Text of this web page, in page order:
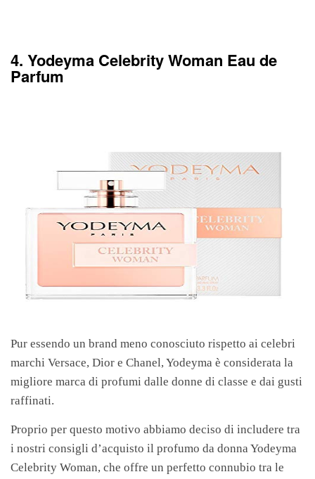
4. Yodeyma Celebrity Woman Eau de
Parfum
Pur essendo un brand meno conosciuto rispetto ai celebri
marchi Versace, Dior e Chanel, Yodeyma è considerata la
migliore marca di profumi dalle donne di classe e dai gusti
raffinati.
Proprio per questo motivo abbiamo deciso di includere tra
i nostri consigli d’acquisto il profumo da donna Yodeyma
Celebrity Woman, che offre un perfetto connubio tra le